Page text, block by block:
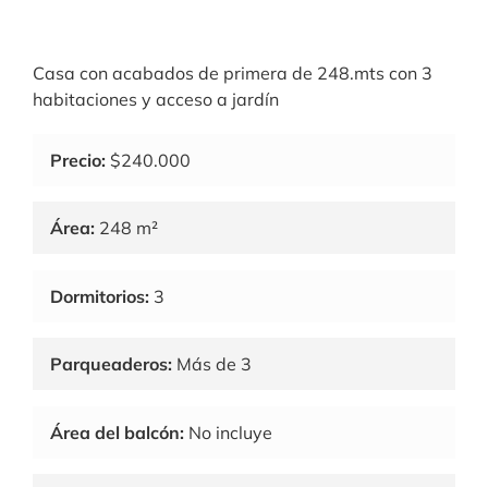
Casa con acabados de primera de 248.mts con 3
habitaciones y acceso a jardín
Precio: $240.000
Área: 248 m²
Dormitorios: 3
Parqueaderos: Más de 3
Área del balcón: No incluye